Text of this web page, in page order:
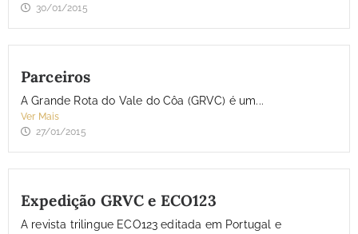
30/01/2015
Parceiros
A Grande Rota do Vale do Côa (GRVC) é um...
Ver Mais
27/01/2015
Expedição GRVC e ECO123
A revista trilingue ECO123 editada em Portugal e